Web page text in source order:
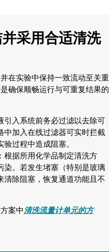
采用合适清洗
在实验中保持一致流动至关重
确保顺畅运行与可重复结果的
引入系统前务必过滤以去除可
中加入在线过滤器可实时拦截
过程中造成阻塞。
根据所用化学品制定清洗方
染。若发生堵塞（特别是玻璃
清除阻塞，恢复通道功能且不
案中 清洗流量计单元的方